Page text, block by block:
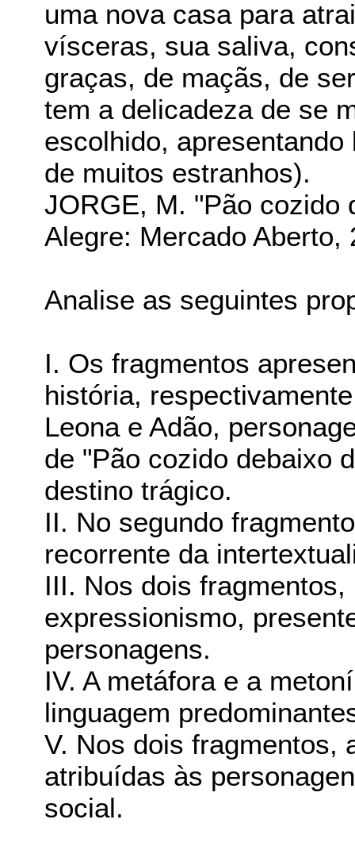
uma nova casa para
vísceras, sua saliva,
graças, de maçãs, de
tem a delicadeza de se
escolhido,
de muitos estranhos).
JORGE, M. "Pão cozido
Alegre: Mercado Aberto,
Analise as seguintes
I. Os fragmentos
história,
Leona e Adão,
de "Pão cozido debaixo
destino trágico.
II. No segundo
recorrente da
III. Nos dois
expressionismo,
personagens.
IV. A metáfora e a
linguagem
V. Nos dois fragmentos,
atribuídas às
social.